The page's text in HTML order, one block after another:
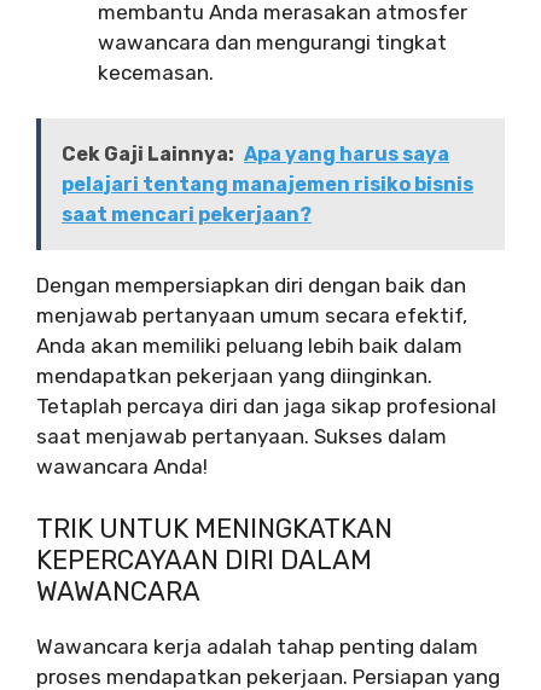
membantu Anda merasakan atmosfer
wawancara dan mengurangi tingkat
kecemasan.
Cek Gaji Lainnya: Apa yang harus saya
pelajari tentang manajemen risiko bisnis
saat mencari pekerjaan?
Dengan mempersiapkan diri dengan baik dan
menjawab pertanyaan umum secara efektif,
Anda akan memiliki peluang lebih baik dalam
mendapatkan pekerjaan yang diinginkan.
Tetaplah percaya diri dan jaga sikap profesional
saat menjawab pertanyaan. Sukses dalam
wawancara Anda!
TRIK UNTUK MENINGKATKAN
KEPERCAYAAN DIRI DALAM
WAWANCARA
Wawancara kerja adalah tahap penting dalam
proses mendapatkan pekerjaan. Persiapan yang